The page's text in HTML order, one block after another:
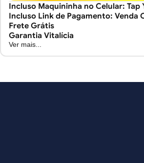
Incluso Maquininha no Celular: Tap
Incluso Link de Pagamento: Venda
Frete Grátis
Garantia Vitalícia
Ver mais...